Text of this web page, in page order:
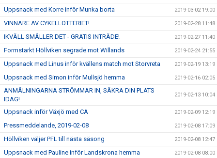
Uppsnack med Korre inför Munka borta 2019-03-02 19:00
VINNARE AV CYKELLOTTERIET! 2019-02-28 11:48
IKVÄLL SMÄLLER DET - GRATIS INTRÄDE! 2019-02-27 11:40
Formstarkt Höllviken segrade mot Willands 2019-02-24 21:55
Uppsnack med Linus inför kvällens match mot Storvreta 2019-02-19 13:19
Uppsnack med Simon inför Mullsjö hemma 2019-02-16 02:05
ANMÄLNINGARNA STRÖMMAR IN, SÄKRA DIN PLATS
IDAG!
2019-02-13 10:04
Uppsnack inför Växjö med CA 2019-02-09 12:19
Pressmeddelande, 2019-02-08 2019-02-08 17:09
Höllviken väljer PFL till nästa säsong 2019-02-08 12:47
Uppsnack med Pauline inför Landskrona hemma 2019-02-08 08:00